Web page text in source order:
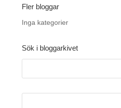
Fler bloggar
Inga kategorier
Sök i bloggarkivet